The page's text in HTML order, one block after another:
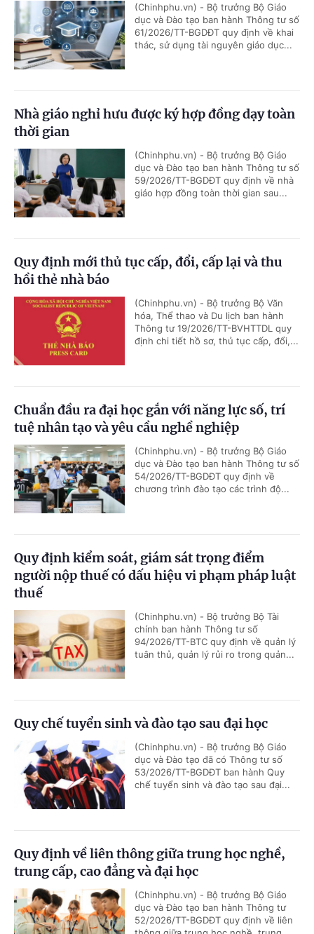
(Chinhphu.vn) - Bộ trưởng Bộ Giáo
dục và Đào tạo ban hành Thông tư số
61/2026/TT-BGDĐT quy định về khai
thác, sử dụng tài nguyên giáo dục...
Nhà giáo nghỉ hưu được ký hợp đồng dạy toàn
thời gian
(Chinhphu.vn) - Bộ trưởng Bộ Giáo
dục và Đào tạo ban hành Thông tư số
59/2026/TT-BGDĐT quy định về nhà
giáo hợp đồng toàn thời gian sau...
Quy định mới thủ tục cấp, đổi, cấp lại và thu
hồi thẻ nhà báo
(Chinhphu.vn) - Bộ trưởng Bộ Văn
hóa, Thể thao và Du lịch ban hành
Thông tư 19/2026/TT-BVHTTDL quy
định chi tiết hồ sơ, thủ tục cấp, đổi,...
Chuẩn đầu ra đại học gắn với năng lực số, trí
tuệ nhân tạo và yêu cầu nghề nghiệp
(Chinhphu.vn) - Bộ trưởng Bộ Giáo
dục và Đào tạo ban hành Thông tư số
54/2026/TT-BGDĐT quy định về
chương trình đào tạo các trình độ...
Quy định kiểm soát, giám sát trọng điểm
người nộp thuế có dấu hiệu vi phạm pháp luật
thuế
(Chinhphu.vn) - Bộ trưởng Bộ Tài
chính ban hành Thông tư số
94/2026/TT-BTC quy định về quản lý
tuân thủ, quản lý rủi ro trong quản...
Quy chế tuyển sinh và đào tạo sau đại học
(Chinhphu.vn) - Bộ trưởng Bộ Giáo
dục và Đào tạo đã có Thông tư số
53/2026/TT-BGDĐT ban hành Quy
chế tuyển sinh và đào tạo sau đại...
Quy định về liên thông giữa trung học nghề,
trung cấp, cao đẳng và đại học
(Chinhphu.vn) - Bộ trưởng Bộ Giáo
dục và Đào tạo ban hành Thông tư
52/2026/TT-BGDĐT quy định về liên